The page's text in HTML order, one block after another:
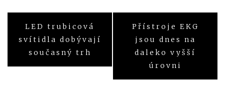
Navigace
pro
příspěvek
LED trubicová
svítidla dobývají
současný trh
Přístroje EKG
jsou dnes na
daleko vyšší
úrovni